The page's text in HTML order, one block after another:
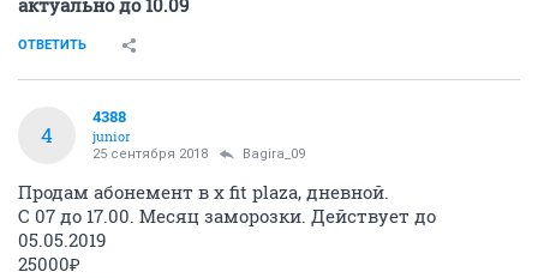
ОТВЕТИТЬ
4
4388
junior
25 сентября 2018 Bagira_09
Продам абонемент в x fit plaza, дневной.
С 07 до 17.00. Месяц заморозки. Действует до
05.05.2019
25000₽